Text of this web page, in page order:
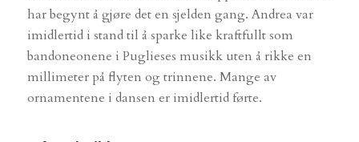
har begynt å gjøre det en sjelden gang. Andrea var
imidlertid i stand til å sparke like kraftfullt som
bandoneonene i Puglieses musikk uten å rikke en
millimeter på flyten og trinnene. Mange av
ornamentene i dansen er imidlertid førte.